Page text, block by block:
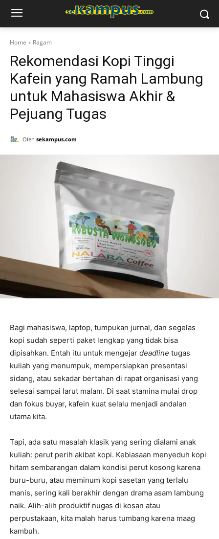
Home Ragam
Rekomendasi Kopi Tinggi
Kafein yang Ramah Lambung
untuk Mahasiswa Akhir &
Pejuang Tugas
Oleh sekampus.com
Bagi mahasiswa, laptop, tumpukan jurnal, dan segelas
kopi sudah seperti paket lengkap yang tidak bisa
dipisahkan. Entah itu untuk mengejar deadline tugas
kuliah yang menumpuk, mempersiapkan presentasi
sidang, atau sekadar bertahan di rapat organisasi yang
selesai sampai larut malam. Di saat stamina mulai drop
dan fokus buyar, kafein kuat selalu menjadi andalan
utama kita.
Tapi, ada satu masalah klasik yang sering dialami anak
kuliah: perut perih akibat kopi. Kebiasaan menyeduh kopi
hitam sembarangan dalam kondisi perut kosong karena
buru-buru, atau meminum kopi sasetan yang terlalu
manis, sering kali berakhir dengan drama asam lambung
naik. Alih-alih produktif nugas di kosan atau
perpustakaan, kita malah harus tumbang karena maag
kambuh.